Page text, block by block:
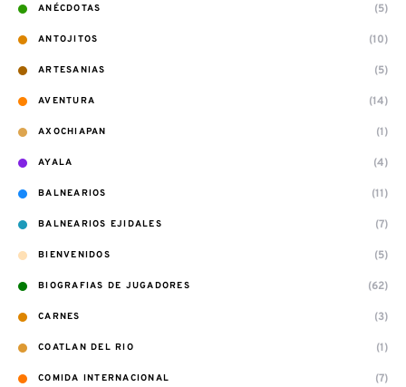
ANÉCDOTAS (5)
ANTOJITOS (10)
ARTESANIAS (5)
AVENTURA (14)
AXOCHIAPAN (1)
AYALA (4)
BALNEARIOS (11)
BALNEARIOS EJIDALES (7)
BIENVENIDOS (5)
BIOGRAFIAS DE JUGADORES (62)
CARNES (3)
COATLAN DEL RIO (1)
COMIDA INTERNACIONAL (7)